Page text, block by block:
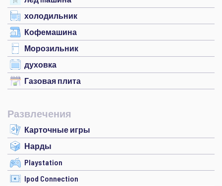
холодильник
Кофемашина
Морозильник
духовка
Газовая плита
Развлечения
Карточные игры
Нарды
Playstation
Ipod Connection